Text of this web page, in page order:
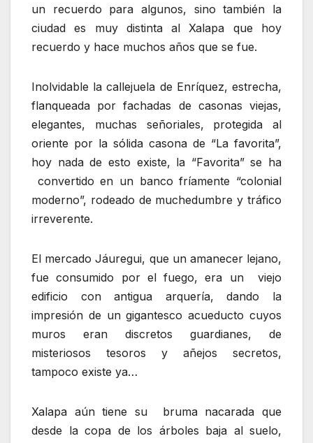
un recuerdo para algunos, sino también la
ciudad es muy distinta al Xalapa que hoy
recuerdo y hace muchos años que se fue.
Inolvidable la callejuela de Enríquez, estrecha,
flanqueada por fachadas de casonas viejas,
elegantes, muchas señoriales, protegida al
oriente por la sólida casona de “La favorita”,
hoy nada de esto existe, la “Favorita” se ha
convertido en un banco fríamente “colonial
moderno”, rodeado de muchedumbre y tráfico
irreverente.
El mercado Jáuregui, que un amanecer lejano,
fue consumido por el fuego, era un viejo
edificio con antigua arquería, dando la
impresión de un gigantesco acueducto cuyos
muros eran discretos guardianes, de
misteriosos tesoros y añejos secretos,
tampoco existe ya…
Xalapa aún tiene su bruma nacarada que
desde la copa de los árboles baja al suelo,